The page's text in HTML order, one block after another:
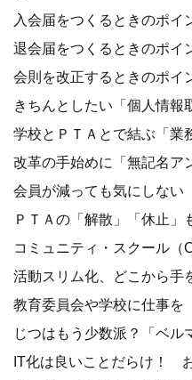
入会届をつくるときのポイ
退会届をつくるときのポイ
会則を改正するときのポイ
きちんとしたい「個人情報
学校とＰＴＡとで結ぶ「業
改革の手始めに「無記名ア
会員が減っても気にしない
ＰＴＡの「解散」「休止」
コミュニティ・スクール（
活動スリム化、どこから手
教育委員会や学校に仕事を
じつはもう少数派？「ベル
IT化は良いことだらけ！